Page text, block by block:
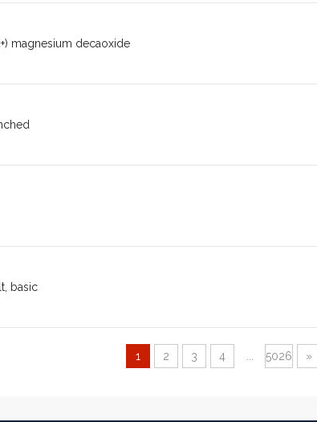
magnesium decaoxide
basic
1 2 3 4 5026 »